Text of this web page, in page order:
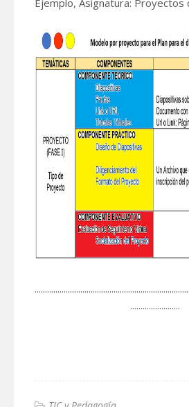
Ejemplo, Asignatura: Proyectos
........................